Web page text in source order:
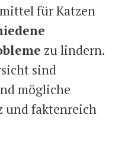
für Katzen
zu lindern.
sind
mögliche
und faktenreich